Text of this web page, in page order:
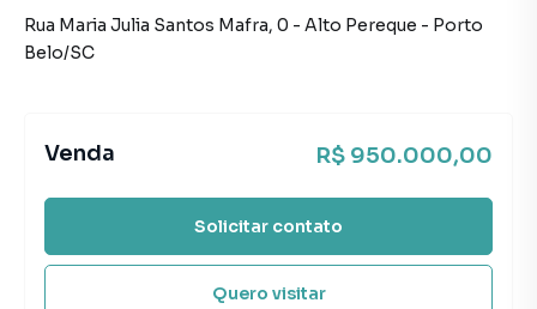
Rua Maria Julia Santos Mafra, 0 - Alto Pereque - Porto
Belo/SC
Venda R$ 950.000,00
Solicitar contato
Quero visitar